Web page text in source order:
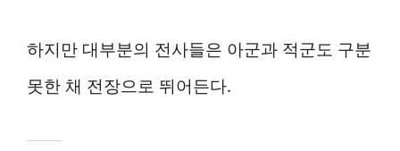
하지만 대부분의 전사들은 아군과 적군도 구분
못한 채 전장으로 뛰어든다.